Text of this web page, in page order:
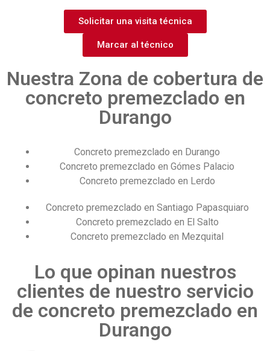
Solicitar una visita técnica
Marcar al técnico
Nuestra Zona de cobertura de
concreto premezclado en
Durango
Concreto premezclado en Durango
Concreto premezclado en Gómes Palacio
Concreto premezclado en Lerdo
Concreto premezclado en Santiago Papasquiaro
Concreto premezclado en El Salto
Concreto premezclado en Mezquital
Lo que opinan nuestros
clientes de nuestro servicio
de concreto premezclado en
Durango